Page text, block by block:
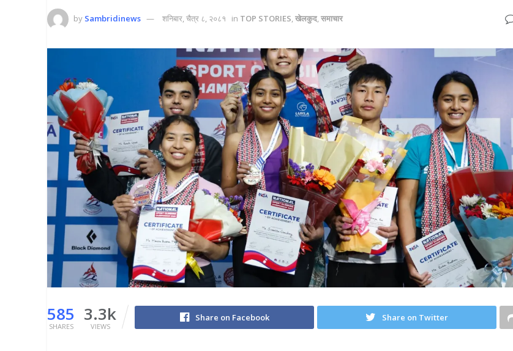
by Sambridinews शनिबार, चैत्र ८, २०८१ in TOP STORIES,खेलकुद,समाचार
585
SHARES
3.3k
VIEWS
Share on Facebook Share on Twitter